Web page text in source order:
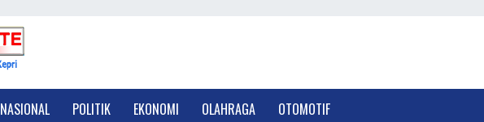
NASIONAL POLITIK EKONOMI OLAHRAGA OTOMOTIF